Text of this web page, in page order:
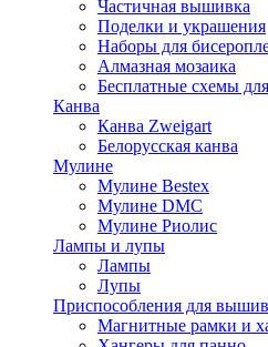
Частичная вышивка
Поделки и украшения
Наборы для
Алмазная мозаика
Бесплатные схемы
Канва
Канва Zweigart
Белорусская канва
Мулине
Мулине Bestex
Мулине DMC
Мулине Риолис
Лампы и лупы
Лампы
Лупы
Приспособления для
Магнитные рамки и